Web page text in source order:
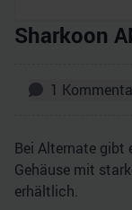
Sharkoon
1
Bei Alternate gibt
Gehäuse mit
erhältlich.